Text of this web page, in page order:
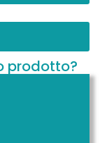
prodotto?